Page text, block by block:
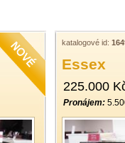
katalogové id:
Essex
225.000
Pronájem: